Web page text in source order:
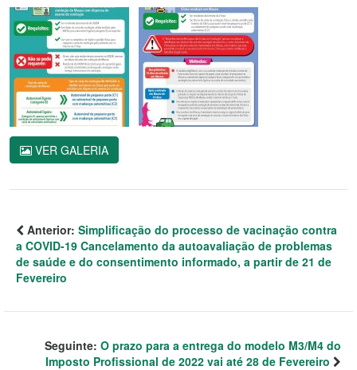
VER GALERIA
Anterior: Simplificação do processo de vacinação contra
a COVID-19 Cancelamento da autoavaliação de problemas
de saúde e do consentimento informado, a partir de 21 de
Fevereiro
Seguinte: O prazo para a entrega do modelo M3/M4 do
Imposto Profissional de 2022 vai até 28 de Fevereiro